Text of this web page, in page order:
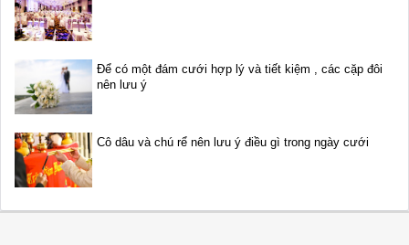
Để có một đám cưới hợp lý và tiết kiệm , các cặp đôi
nên lưu ý
Cô dâu và chú rể nên lưu ý điều gì trong ngày cưới